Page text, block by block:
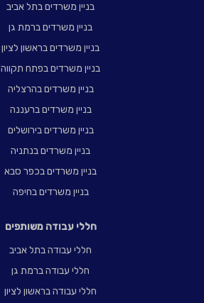
בניין משרדים בתל אביב
בניין משרדים ברמת גן
בניין משרדים בראשון לציון
בניין משרדים בפתח תקווה
בניין משרדים בהרצליה
בניין משרדים ברעננה
בניין משרדים בירושלים
בניין משרדים בנתניה
בניין משרדים בכפר סבא
בניין משרדים בחיפה
חללי עבודה משותפים
חללי עבודה בתל אביב
חללי עבודה ברמת גן
חללי עבודה בראשון לציון